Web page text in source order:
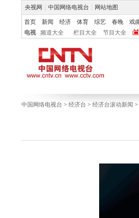
央视网 中国网络电视台 网站地图
首页 新闻 经济 体育 综艺 春晚 戏
电视
频道大全 栏目大全 节目大全
中国网络电视台 > 经济台 > 经济台滚动新闻 >